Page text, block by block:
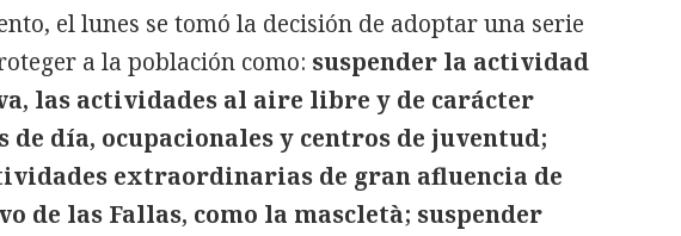
el lunes se tomó la decisión de adoptar una serie
a la población como: suspender la actividad
las actividades al aire libre y de carácter
de día, ocupacionales y centros de juventud;
extraordinarias de gran afluencia de
de las Fallas, como la mascletà; suspender